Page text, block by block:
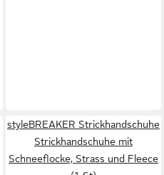
styleBREAKER Strickhandschuhe
Strickhandschuhe mit
Schneeflocke, Strass und Fleece